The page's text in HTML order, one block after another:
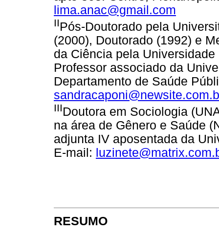
lima.anac@gmail.com
IIPós-Doutorado pela
(2000), Doutorado (1992) e
da Ciência pela
Professor associado da
Departamento de Saúde
IIIDoutora em Sociologia
na área de Gênero e Saúde
adjunta IV aposentada da
E-mail:
RESUMO